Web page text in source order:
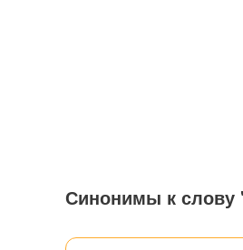
Синонимы к слову